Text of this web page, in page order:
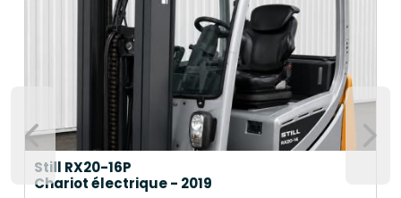
Still RX20-16P
Chariot électrique - 2019